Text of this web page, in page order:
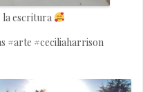
la escritura
#arte #ceciliaharrison